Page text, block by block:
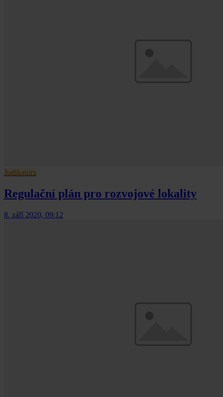
Judikatura
Regulační plán pro rozvojové lokality
8. září 2020, 09:12